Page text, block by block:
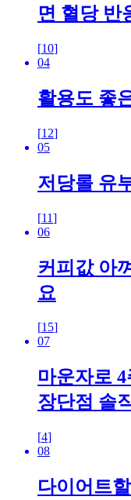
면 혈당 반
[10]
04
활용도 좋
[12]
05
저당롤 유
[11]
06
커피값 아
요
[15]
07
마운자로 4
장단점 솔
[4]
08
다이어트